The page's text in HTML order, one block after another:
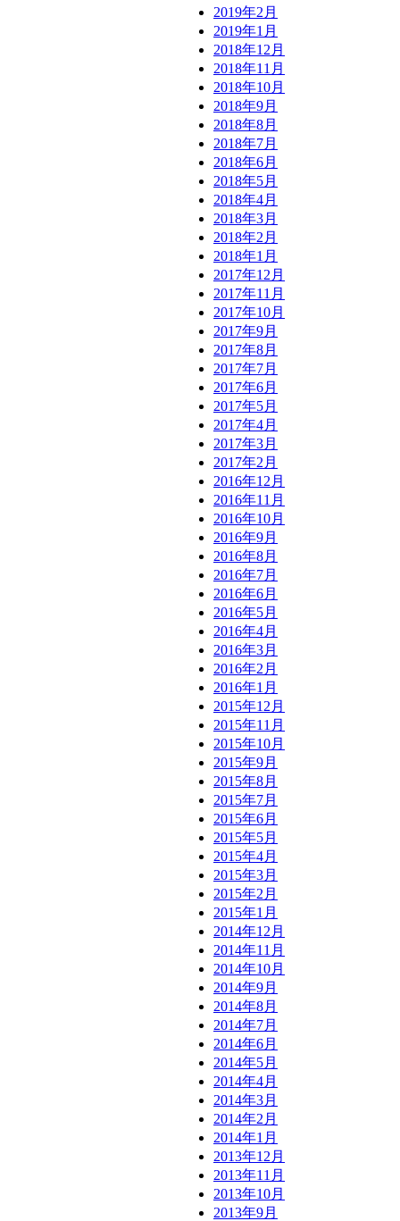
2019年2月
2019年1月
2018年12月
2018年11月
2018年10月
2018年9月
2018年8月
2018年7月
2018年6月
2018年5月
2018年4月
2018年3月
2018年2月
2018年1月
2017年12月
2017年11月
2017年10月
2017年9月
2017年8月
2017年7月
2017年6月
2017年5月
2017年4月
2017年3月
2017年2月
2016年12月
2016年11月
2016年10月
2016年9月
2016年8月
2016年7月
2016年6月
2016年5月
2016年4月
2016年3月
2016年2月
2016年1月
2015年12月
2015年11月
2015年10月
2015年9月
2015年8月
2015年7月
2015年6月
2015年5月
2015年4月
2015年3月
2015年2月
2015年1月
2014年12月
2014年11月
2014年10月
2014年9月
2014年8月
2014年7月
2014年6月
2014年5月
2014年4月
2014年3月
2014年2月
2014年1月
2013年12月
2013年11月
2013年10月
2013年9月